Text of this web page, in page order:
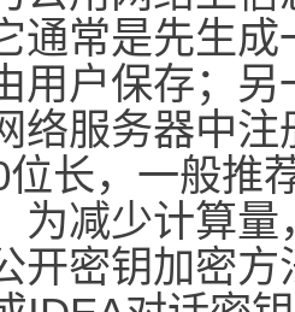
通常是先生
用户保存；
络服务器中
位长，一般推
为减少计算
开密钥加密